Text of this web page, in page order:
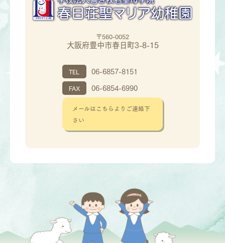
〒560-0052
大阪府豊中市春日町3-8-15
TEL 06-6857-8151
FAX 06-6854-6990
メールはこちらよりご連絡下
さい